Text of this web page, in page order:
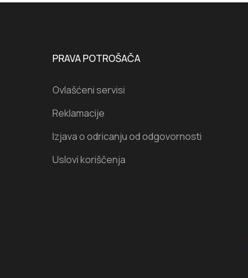
PRAVA POTROŠAČA
Ovlašćeni servisi
Reklamacije
Izjava o odricanju od odgovornosti
Uslovi koriščenja